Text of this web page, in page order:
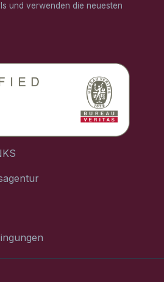
und verwenden die neuesten